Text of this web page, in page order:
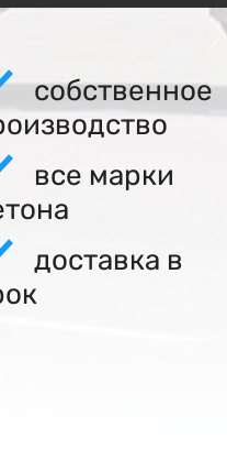
собственное
все марки
доставка в